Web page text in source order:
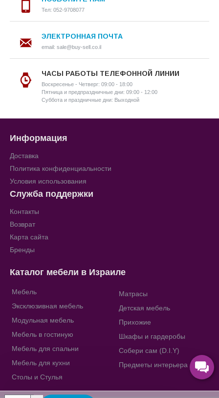
Тел: 052-9708077
ЭЛЕКТРОННАЯ ПОЧТА
email: sale@buy-sell.co.il
ЧАСЫ РАБОТЫ ТЕЛЕФОННОЙ ЛИНИИ
Воскресенье - Четверг: 09:00 - 18:00
Пятница и предпраздничные дни: 09:00 - 12:00
Суббота и праздничные дни: Выходной
Информация
Доставка
Политика конфиденциальности
Условия использования
Служба поддержки
Контакты
Возврат
Карта сайта
Бренды
Каталог мебели в Израиле
Мебель
Эксклюзивная мебель
Модульная мебель
Мебель в гостиную
Мебель для спальни
Мебель для кухни
Столы и Стулья
Матрасы
Детская мебель
Прихожие
Шкафы и гардеробы
Собери сам (D.I.Y)
Предметы интерьера